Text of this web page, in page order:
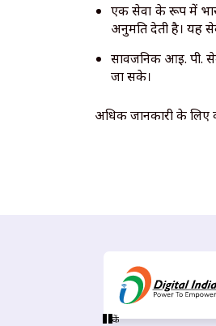
एक सेवा के रूप में
अनुमति देती है। यह
सार्वजनिक आई. पी.
जा सके।
अधिक जानकारी के लिए
रुकें